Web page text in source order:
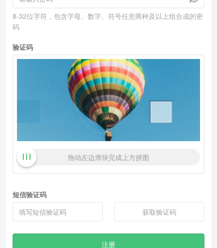
8-32位字符，包含字母、数字、符号任意两种及以上组合成的密
码
验证码
拖动左边滑块完成上方拼图
短信验证码
获取验证码
注册